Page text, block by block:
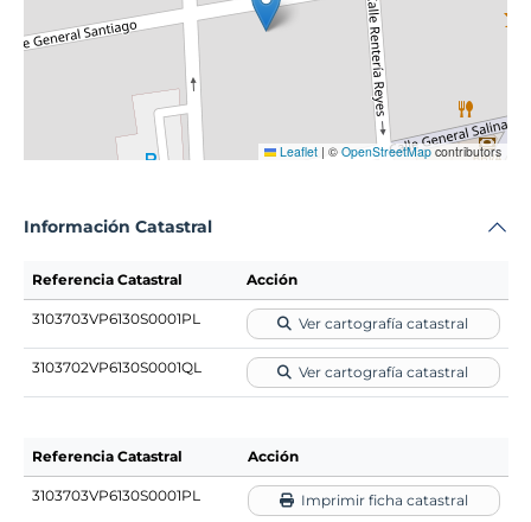
Leaflet | © OpenStreetMapcontributors
Información Catastral
Referencia Catastral Acción
3103703VP6130S0001PL Ver cartografía catastral
3103702VP6130S0001QL Ver cartografía catastral
Referencia Catastral Acción
3103703VP6130S0001PL Imprimir ficha catastral